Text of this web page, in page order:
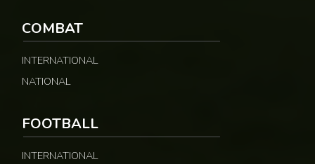
COMBAT
INTERNATIONAL
NATIONAL
FOOTBALL
INTERNATIONAL